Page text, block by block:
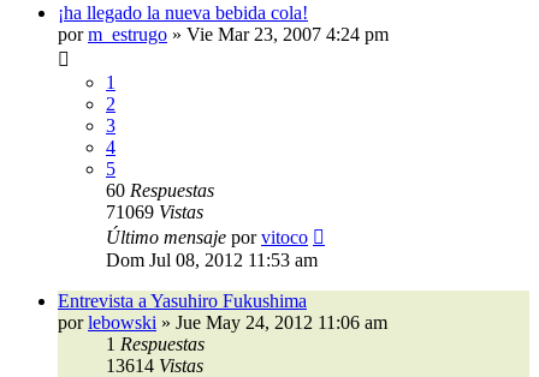
¡ha llegado la nueva bebida cola!
porm_estrugo » Vie Mar 23, 2007 4:24 pm
1
2
3
4
5
60 Respuestas
71069 Vistas
Último mensaje porvitoco
Dom Jul 08, 2012 11:53 am
Entrevista a Yasuhiro Fukushima
porlebowski » Jue May 24, 2012 11:06 am
1 Respuestas
13614 Vistas